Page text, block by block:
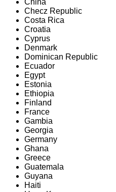
China
Checz Republic
Costa Rica
Croatia
Cyprus
Denmark
Dominican Republic
Ecuador
Egypt
Estonia
Ethiopia
Finland
France
Gambia
Georgia
Germany
Ghana
Greece
Guatemala
Guyana
Haiti